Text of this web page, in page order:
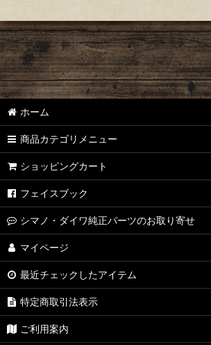
ホーム
商品カテゴリメニュー
ショッピングカート
フェイスブック
シマノ・ダイワ純正パーツのお取り寄せ
マイページ
最近チェックしたアイテム
特定商取引法表示
ご利用案内